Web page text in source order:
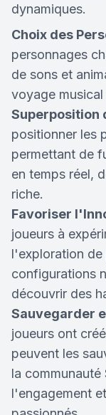
dynamiques.
Choix des
personnages
de sons et
voyage musical
Superposition
positionner les
permettant de
en temps réel,
riche.
Favoriser
joueurs à
l'exploration de
configurations
découvrir des
Sauvegarder
joueurs ont
peuvent les
la
l'engagement